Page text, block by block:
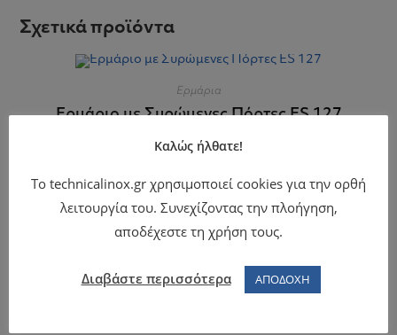
Σχετικά προϊόντα
Ερμάρια
Ερμάριο με Συρώμενες Πόρτες ES 127
Ερμάριο με Συρώμενες Πόρτες ES 247
Καλώς ήλθατε!
Το technicalinox.gr χρησιμοποιεί cookies για την ορθή
λειτουργία του. Συνεχίζοντας την πλοήγηση,
αποδέχεστε τη χρήση τους.
Διαβάστε περισσότερα ΑΠΟΔΟΧΗ